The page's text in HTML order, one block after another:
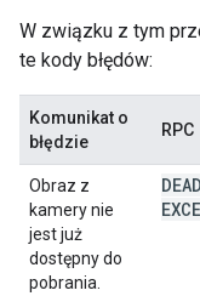
W związku z tym
te kody błędów:
Komunikat o
błędzie
RPC
Obraz z
kamery nie
jest już
dostępny do
pobrania.